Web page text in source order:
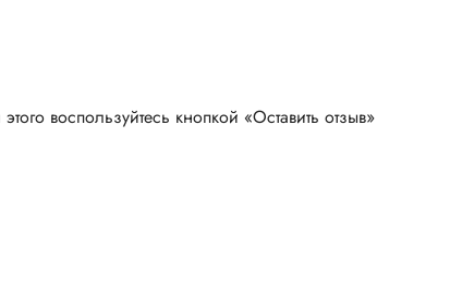
воспользуйтесь кнопкой «Оставить отзыв»